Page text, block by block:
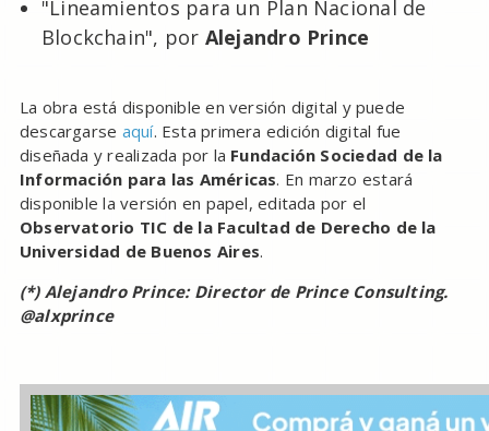
"Lineamientos para un Plan Nacional de
Blockchain", por Alejandro Prince
La obra está disponible en versión digital y puede
descargarse aquí. Esta primera edición digital fue
diseñada y realizada por la Fundación Sociedad de la
Información para las Américas. En marzo estará
disponible la versión en papel, editada por el
Observatorio TIC de la Facultad de Derecho de la
Universidad de Buenos Aires.
(*) Alejandro Prince: Director de Prince Consulting.
@alxprince